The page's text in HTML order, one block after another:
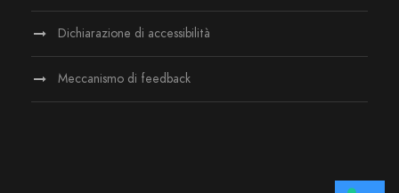
Dichiarazione di accessibilità
Meccanismo di feedback